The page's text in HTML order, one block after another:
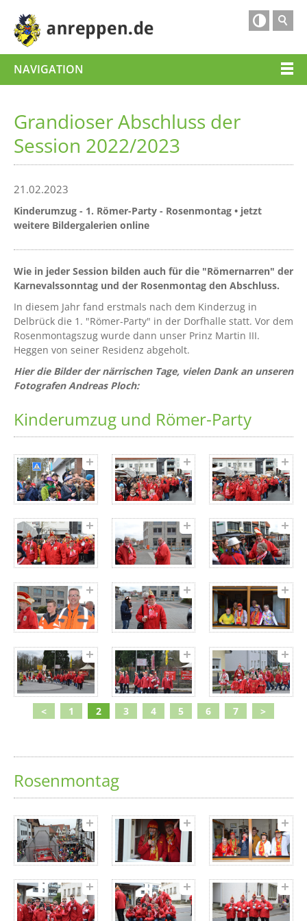

NAVIGATION
Grandioser Abschluss der
Session 2022/2023
21.02.2023
Kinderumzug - 1. Römer-Party - Rosenmontag • jetzt
weitere Bildergalerien online
Wie in jeder Session bilden auch für die "Römernarren" der
Karnevalssonntag und der Rosenmontag den Abschluss.
In diesem Jahr fand erstmals nach dem Kinderzug in
Delbrück die 1. "Römer-Party" in der Dorfhalle statt. Vor dem
Rosenmontagszug wurde dann unser Prinz Martin III.
Heggen von seiner Residenz abgeholt.
Hier die Bilder der närrischen Tage, vielen Dank an unseren
Fotografen Andreas Ploch:
Kinderumzug und Römer-Party
< 1 2 3 4 5 6 7 >
Rosenmontag